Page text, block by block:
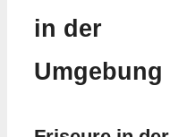
in der
Umgebung